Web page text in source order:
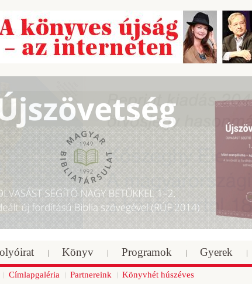
Könyv Programok Gyerek
Címlapgaléria Partnereink Könyvhét húszéves